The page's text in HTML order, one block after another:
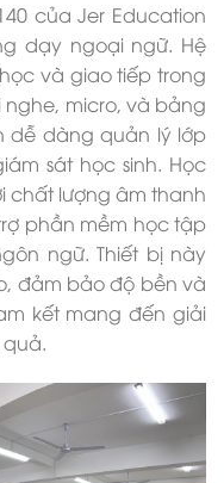
của Jer Education
dạy ngoại ngữ. Hệ
và giao tiếp trong
micro, và bảng
dễ dàng quản lý lớp
sát học sinh. Học
chất lượng âm thanh
phần mềm học tập
ngữ. Thiết bị này
đảm bảo độ bền và
kết mang đến giải